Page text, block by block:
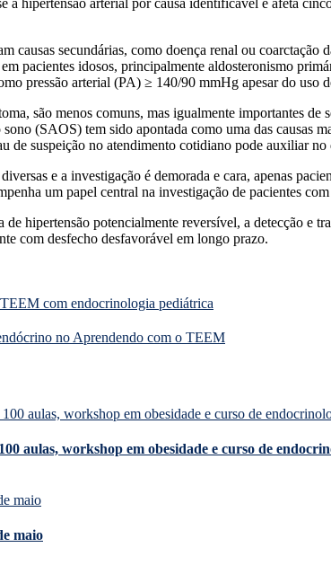
causas secundárias, como doença renal ou
pacientes idosos, principalmente aldosteronismo
pressão arterial (PA) ≥ 140/90 mmHg apesar do
são menos comuns, mas igualmente importantes
(SAOS) tem sido apontada como uma das causas
de suspeição no atendimento cotidiano pode auxiliar
e a investigação é demorada e cara, apenas
um papel central na investigação de pacientes
de hipertensão potencialmente reversível, a detecção e
com desfecho desfavorável em longo prazo.
com endocrinologia pediátrica
no Aprendendo com o TEEM
aulas, workshop em obesidade e curso de
maio